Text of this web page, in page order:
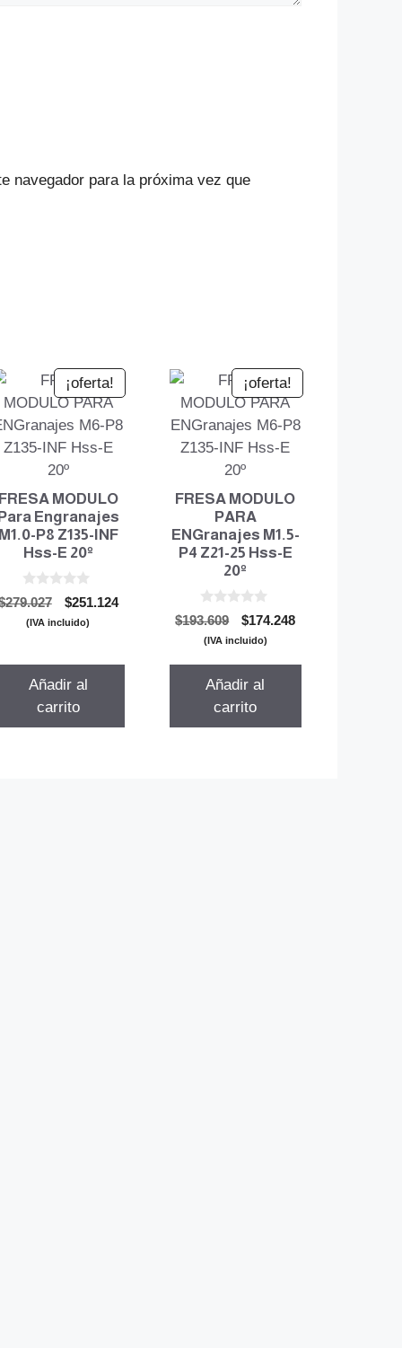
navegador para la próxima vez que
¡oferta!
FRESA MODULO
Para Engranajes
M1.0-P8 Z135-INF
Hss-E 20º
0
d
e
279.027
El
precio
$279.027.
$251.124El
(IVA incluido)
Añadir al
carrito
¡oferta!
FRESA MODULO
PARA
ENGranajes M1.5-
P4 Z21-25 Hss-E
20º
0
d
e
$193.609
El
precio
era:
$174.248El
(IVA incluido)
Añadir al
carrito